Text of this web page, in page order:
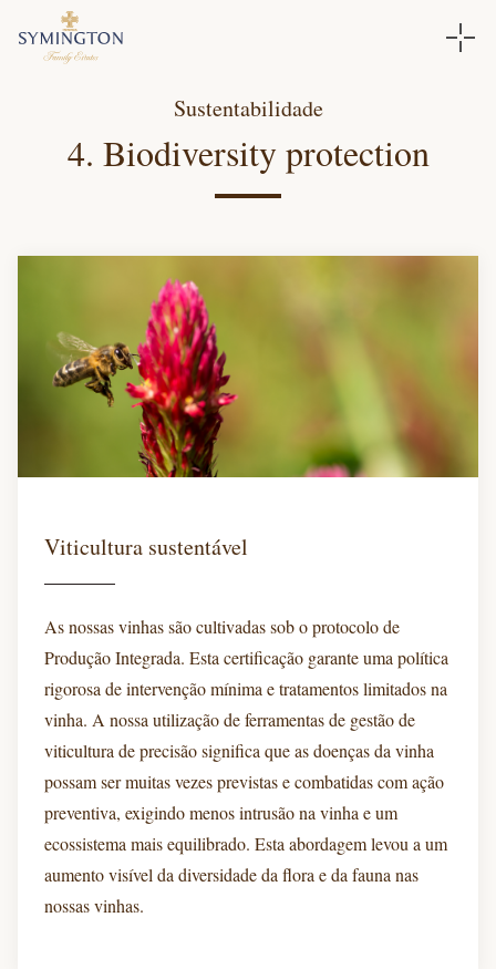
Sustentabilidade
4. Biodiversity protection
Viticultura sustentável
As nossas vinhas são cultivadas sob o protocolo de
Produção Integrada. Esta certificação garante uma política
rigorosa de intervenção mínima e tratamentos limitados na
vinha. A nossa utilização de ferramentas de gestão de
viticultura de precisão significa que as doenças da vinha
possam ser muitas vezes previstas e combatidas com ação
preventiva, exigindo menos intrusão na vinha e um
ecossistema mais equilibrado. Esta abordagem levou a um
aumento visível da diversidade da flora e da fauna nas
nossas vinhas.